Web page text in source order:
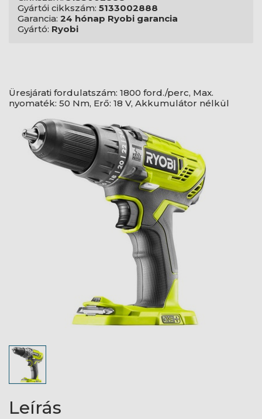
Gyártói cikkszám: 5133002888
Garancia: 24 hónap Ryobi garancia
Gyártó: Ryobi
Üresjárati fordulatszám: 1800 ford./perc, Max.
nyomaték: 50 Nm, Erő: 18 V, Akkumulátor nélkül
Leírás